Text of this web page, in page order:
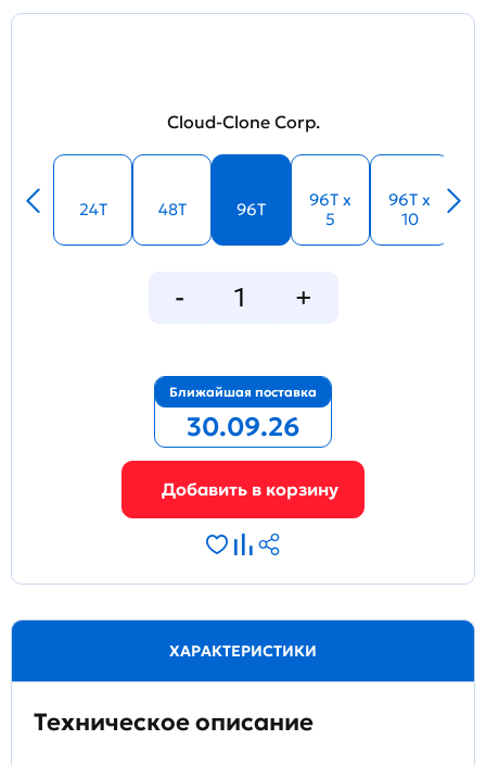
Cloud-Clone Corp.
24T 48T 96T
96T x
5
96T x
10
Ближайшая поставка
30.09.26
ХАРАКТЕРИСТИКИ
Техническое описание